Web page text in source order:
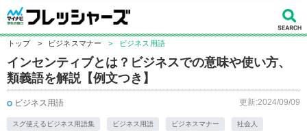
トップ > ビジネスマナー > ビジネス用語
インセンティブとは？ビジネスでの意味や使い方、
類義語を解説【例文つき】
ビジネス用語 更新:2024/09/09
スグ使えるビジネス用語集 ビジネス用語 ビジネスマナー 社会人